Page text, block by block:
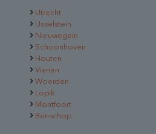
Utrecht
IJsselstein
Nieuwegein
Schoonhoven
Houten
Vianen
Woerden
Lopik
Montfoort
Benschop